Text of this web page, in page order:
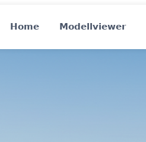
Home Modellviewer